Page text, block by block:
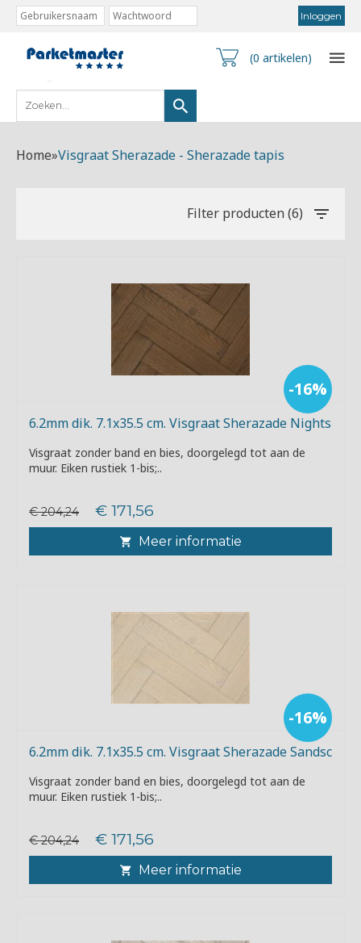
(0 artikelen)
Home»Visgraat Sherazade - Sherazade tapis
Filter producten (6)
-16%
6.2mm dik. 7.1x35.5 cm. Visgraat Sherazade Nights
Visgraat zonder band en bies, doorgelegd tot aan de
muur. Eiken rustiek 1-bis;..
€ 204,24 € 171,56
Meer informatie
-16%
6.2mm dik. 7.1x35.5 cm. Visgraat Sherazade Sandsc
Visgraat zonder band en bies, doorgelegd tot aan de
muur. Eiken rustiek 1-bis;..
€ 204,24 € 171,56
Meer informatie